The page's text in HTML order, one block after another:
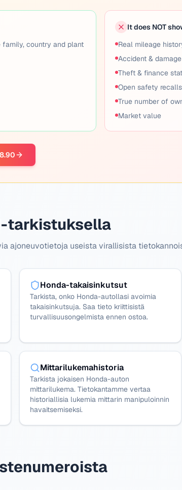
family, country and plant
It does NOT
Real mileage
Accident &
Theft & finance
Open safety recalls
True number of
Market value
tarkistuksella
ajoneuvotietoja useista virallisista
Honda-takaisinkutsut
Tarkista, onko Honda-autollasi avoimia
takaisinkutsuja. Saa tieto kriittisistä
turvallisuusongelmista ennen ostoa.
Mittarilukemahistoria
Tarkista jokaisen Honda-auton
mittarilukema. Tietokantamme vertaa
historiallisia lukemia mittarin manipuloinnin
havaitsemiseksi.